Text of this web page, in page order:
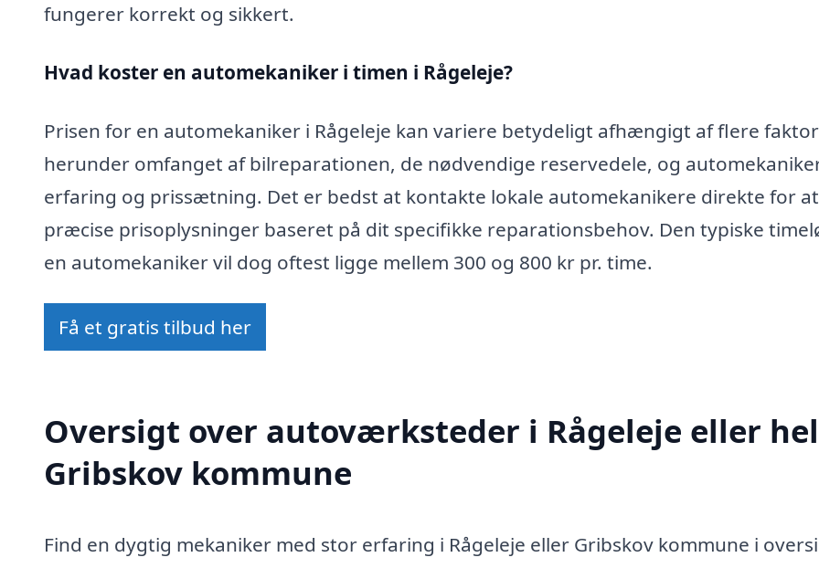
fungerer korrekt og sikkert.
Hvad koster en automekaniker i timen i Rågeleje?
Prisen for en automekaniker i Rågeleje kan variere betydeligt afhængigt af flere
herunder omfanget af bilreparationen, de nødvendige reservedele, og
erfaring og prissætning. Det er bedst at kontakte lokale automekanikere direkte for
præcise prisoplysninger baseret på dit specifikke reparationsbehov. Den typiske
en automekaniker vil dog oftest ligge mellem 300 og 800 kr pr. time.
Få et gratis tilbud her
Oversigt over autoværksteder i Rågeleje eller
Gribskov kommune
Find en dygtig mekaniker med stor erfaring i Rågeleje eller Gribskov kommune i